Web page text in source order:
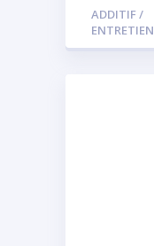
diesel
ADDITIF /
ENTRETIEN